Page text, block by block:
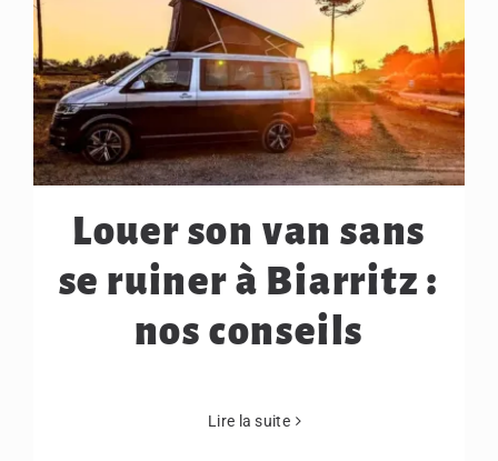
Louer son van sans
se ruiner à Biarritz :
nos conseils
Lire la suite